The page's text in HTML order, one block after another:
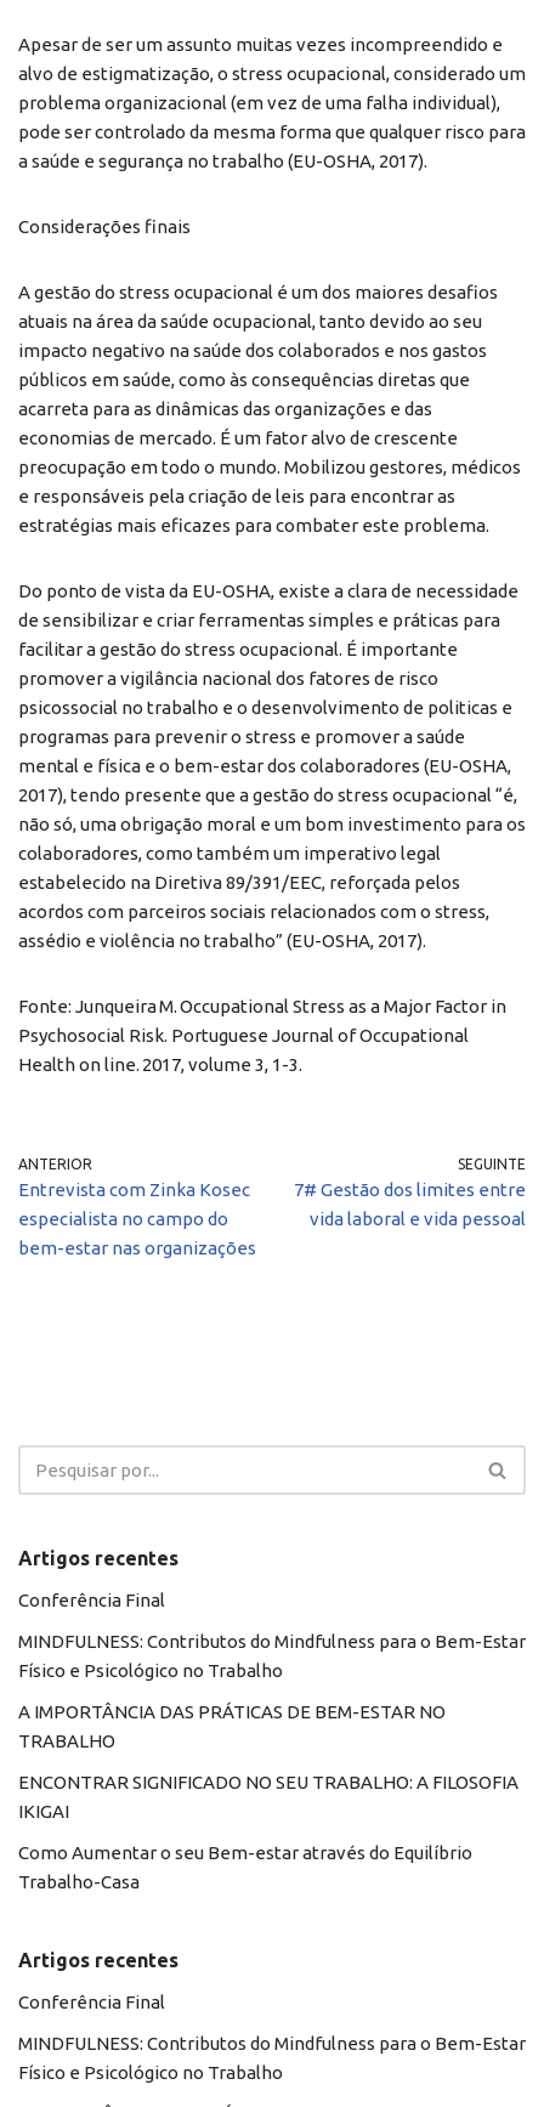
Apesar de ser um assunto muitas vezes incompreendido e
alvo de estigmatização, o stress ocupacional, considerado um
problema organizacional (em vez de uma falha individual),
pode ser controlado da mesma forma que qualquer risco para
a saúde e segurança no trabalho (EU-OSHA, 2017).
Considerações finais
A gestão do stress ocupacional é um dos maiores desafios
atuais na área da saúde ocupacional, tanto devido ao seu
impacto negativo na saúde dos colaborados e nos gastos
públicos em saúde, como às consequências diretas que
acarreta para as dinâmicas das organizações e das
economias de mercado. É um fator alvo de crescente
preocupação em todo o mundo. Mobilizou gestores, médicos
e responsáveis pela criação de leis para encontrar as
estratégias mais eficazes para combater este problema.
Do ponto de vista da EU-OSHA, existe a clara de necessidade
de sensibilizar e criar ferramentas simples e práticas para
facilitar a gestão do stress ocupacional. É importante
promover a vigilância nacional dos fatores de risco
psicossocial no trabalho e o desenvolvimento de politicas e
programas para prevenir o stress e promover a saúde
mental e física e o bem-estar dos colaboradores (EU-OSHA,
2017), tendo presente que a gestão do stress ocupacional “é,
não só, uma obrigação moral e um bom investimento para os
colaboradores, como também um imperativo legal
estabelecido na Diretiva 89/391/EEC, reforçada pelos
acordos com parceiros sociais relacionados com o stress,
assédio e violência no trabalho” (EU-OSHA, 2017).
Fonte: Junqueira M. Occupational Stress as a Major Factor in
Psychosocial Risk. Portuguese Journal of Occupational
Health on line. 2017, volume 3, 1-3.
ANTERIOR
Entrevista com Zinka Kosec
especialista no campo do
bem-estar nas organizações
SEGUINTE
7# Gestão dos limites entre
vida laboral e vida pessoal
Artigos recentes
Conferência Final
MINDFULNESS: Contributos do Mindfulness para o Bem-Estar
Físico e Psicológico no Trabalho
A IMPORTÂNCIA DAS PRÁTICAS DE BEM-ESTAR NO
TRABALHO
ENCONTRAR SIGNIFICADO NO SEU TRABALHO: A FILOSOFIA
IKIGAI
Como Aumentar o seu Bem-estar através do Equilíbrio
Trabalho-Casa
Artigos recentes
Conferência Final
MINDFULNESS: Contributos do Mindfulness para o Bem-Estar
Físico e Psicológico no Trabalho